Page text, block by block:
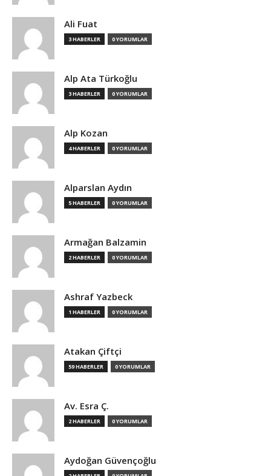
Ali Fuat
3 HABERLER 0 YORUMLAR
Alp Ata Türkoğlu
3 HABERLER 0 YORUMLAR
Alp Kozan
4 HABERLER 0 YORUMLAR
Alparslan Aydın
5 HABERLER 0 YORUMLAR
Armağan Balzamin
2 HABERLER 0 YORUMLAR
Ashraf Yazbeck
1 HABERLER 0 YORUMLAR
Atakan Çiftçi
59 HABERLER 0 YORUMLAR
Av. Esra Ç.
2 HABERLER 0 YORUMLAR
Aydoğan Güvençoğlu